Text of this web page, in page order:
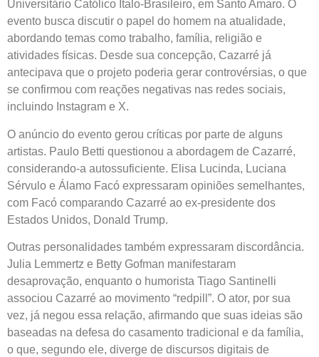
Universitário Católico Ítalo-Brasileiro, em Santo Amaro. O
evento busca discutir o papel do homem na atualidade,
abordando temas como trabalho, família, religião e
atividades físicas. Desde sua concepção, Cazarré já
antecipava que o projeto poderia gerar controvérsias, o que
se confirmou com reações negativas nas redes sociais,
incluindo Instagram e X.
O anúncio do evento gerou críticas por parte de alguns
artistas. Paulo Betti questionou a abordagem de Cazarré,
considerando-a autossuficiente. Elisa Lucinda, Luciana
Sérvulo e Álamo Facó expressaram opiniões semelhantes,
com Facó comparando Cazarré ao ex-presidente dos
Estados Unidos, Donald Trump.
Outras personalidades também expressaram discordância.
Julia Lemmertz e Betty Gofman manifestaram
desaprovação, enquanto o humorista Tiago Santinelli
associou Cazarré ao movimento “redpill”. O ator, por sua
vez, já negou essa relação, afirmando que suas ideias são
baseadas na defesa do casamento tradicional e da família,
o que, segundo ele, diverge de discursos digitais de